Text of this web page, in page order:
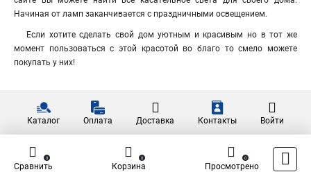
Начиная от ламп заканчивается с праздничными освещением.
Если хотите сделать свой дом уютным и красивым но в тот же
момент пользоваться с этой красотой во благо то смело можете
покупать у них!
Каталог Оплата Доставка Контакты Войти
Сравнить
0
Корзина
0
Просмотрено
0